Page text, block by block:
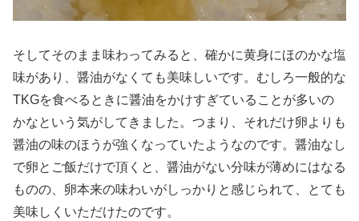
そしてそのまま味わってみると、確かに黄身にほのかな塩
味があり、醤油がなくても美味しいです。むしろ一般的な
TKGを食べるときに醤油をかけすぎていることが多いの
かなという気がしてきました。つまり、それだけ卵よりも
醤油の味のほうが強くなっていたようなのです。醤油なし
で卵とご飯だけで頂くと、醤油がない分味が薄めにはなる
ものの、卵本来の味わいがしっかりと感じられて、とても
美味しくいただけたのです。